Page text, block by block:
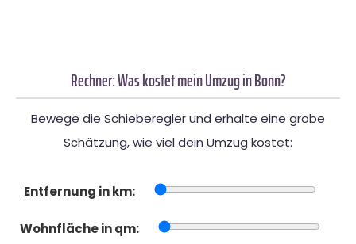
Rechner: Was kostet mein Umzug in Bonn?
Bewege die Schieberegler und erhalte eine grobe
Schätzung, wie viel dein Umzug kostet:
Entfernung in km:
Wohnfläche in qm: